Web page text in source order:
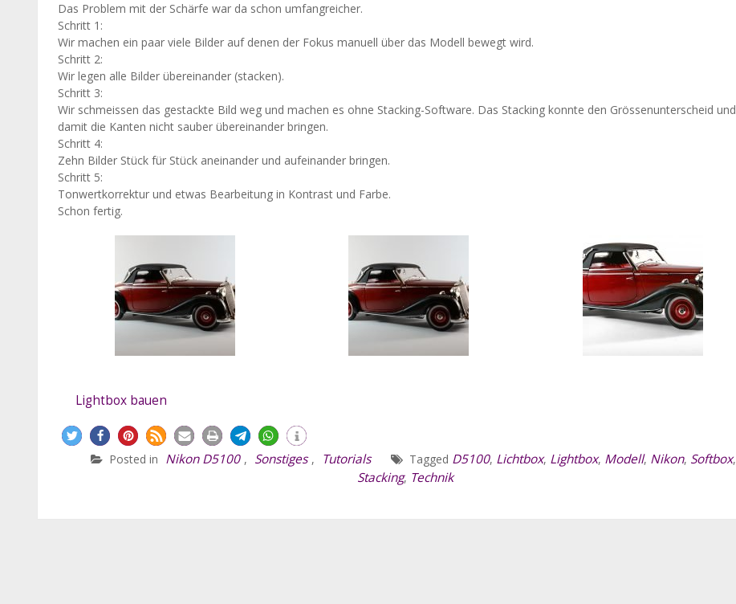
Das Problem mit der Schärfe war da schon umfangreicher.
Schritt 1:
Wir machen ein paar viele Bilder auf denen der Fokus manuell über das Modell bewegt wird.
Schritt 2:
Wir legen alle Bilder übereinander (stacken).
Schritt 3:
Wir schmeissen das gestackte Bild weg und machen es ohne Stacking-Software. Das Stacking konnte den Grössenunterscheid und
damit die Kanten nicht sauber übereinander bringen.
Schritt 4:
Zehn Bilder Stück für Stück aneinander und aufeinander bringen.
Schritt 5:
Tonwertkorrektur und etwas Bearbeitung in Kontrast und Farbe.
Schon fertig.
Lightbox bauen
Posted in Nikon D5100 , Sonstiges , Tutorials Tagged D5100, Lichtbox, Lightbox, Modell, Nikon, Softbox,
Stacking, Technik